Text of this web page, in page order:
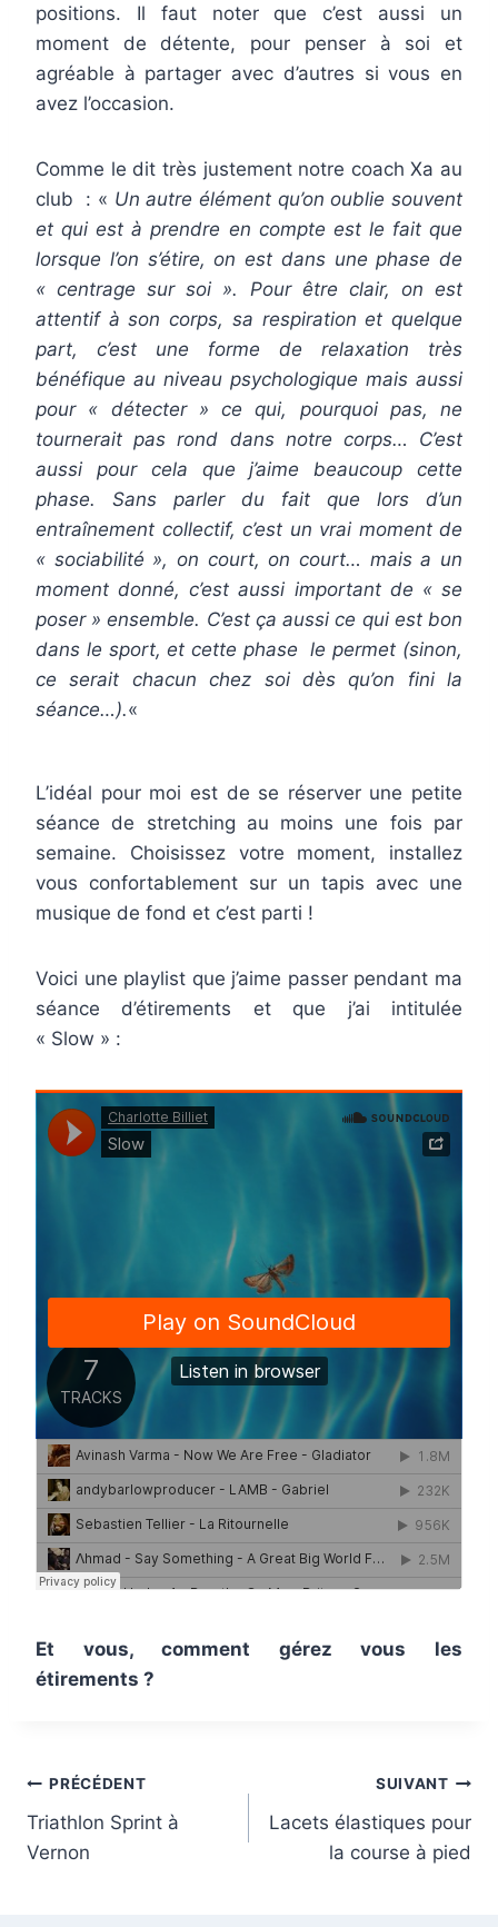
positions. Il faut noter que c’est aussi un
moment de détente, pour penser à soi et
agréable à partager avec d’autres si vous en
avez l’occasion.
Comme le dit très justement notre coach Xa au
club : « Un autre élément qu’on oublie souvent
et qui est à prendre en compte est le fait que
lorsque l’on s’étire, on est dans une phase de
« centrage sur soi ». Pour être clair, on est
attentif à son corps, sa respiration et quelque
part, c’est une forme de relaxation très
bénéfique au niveau psychologique mais aussi
pour « détecter » ce qui, pourquoi pas, ne
tournerait pas rond dans notre corps… C’est
aussi pour cela que j’aime beaucoup cette
phase. Sans parler du fait que lors d’un
entraînement collectif, c’est un vrai moment de
« sociabilité », on court, on court… mais a un
moment donné, c’est aussi important de « se
poser » ensemble. C’est ça aussi ce qui est bon
dans le sport, et cette phase le permet (sinon,
ce serait chacun chez soi dès qu’on fini la
séance…).«
L’idéal pour moi est de se réserver une petite
séance de stretching au moins une fois par
semaine. Choisissez votre moment, installez
vous confortablement sur un tapis avec une
musique de fond et c’est parti !
Voici une playlist que j’aime passer pendant ma
séance d’étirements et que j’ai intitulée
« Slow » :
Et vous, comment gérez vous les
étirements ?
Navigation
de
PRÉCÉDENT
Triathlon Sprint à
Vernon
SUIVANT
Lacets élastiques pour
la course à pied